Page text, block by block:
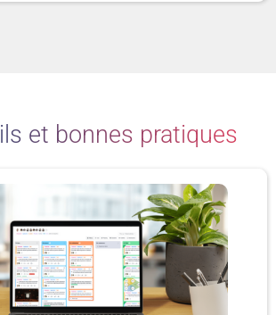
et bonnes pratiques
g
e
g
e
a
g
e
a
g
e
a
g
e
a
g
e